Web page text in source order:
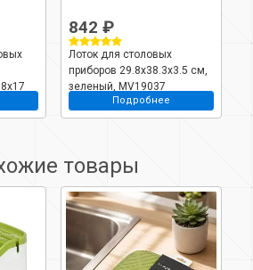
842 ₽
Лоток для столовых
приборов 29.8х38.3х3.5 см,
зеленый, MV19037
Подробнее
товары